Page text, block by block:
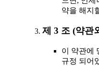
약을 해지
제 3 조 (약관
이 약관에
규정 되어